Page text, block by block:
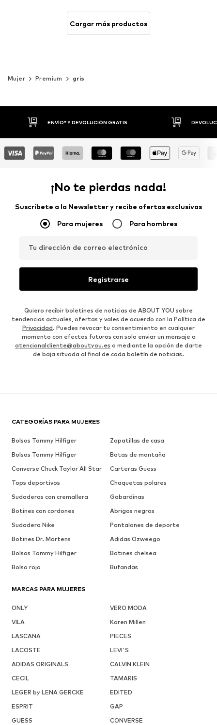
Cargar más productos
Mujer Premium gris
DEVOLUCIONES HASTA 30 DÍAS
¡No te pierdas nada!
Suscríbete a la Newsletter y recibe ofertas exclusivas
Para mujeres Para hombres
Tu dirección de correo electrónico
Registrarse
Quiero recibir boletines de noticias de ABOUT YOU sobre
tendencias actuales, ofertas y vales de acuerdo con la Política de
Privacidad. Puedes revocar tu consentimiento en cualquier
momento con efectos futuros con solo enviar un mensaje a
atencionalcliente@aboutyou.es o mediante la opción de darte
de baja situada al final de cada boletín de noticias.
CATEGORÍAS PARA MUJERES
Bolsos Tommy Hilfiger
Zapatillas de casa
Bolsos Tommy Hilfiger
Botas de montaña
Converse Chuck Taylor All Star
Carteras Guess
Tops deportivos
Chaquetas polares
Sudaderas con cremallera
Gabardinas
Botines con cordones
Abrigos negros
Sudadera Nike
Pantalones de deporte
Botines Dr. Martens
Adidas Ozweego
Bolsos Tommy Hilfiger
Botines chelsea
Bolso rojo
Bufandas
MARCAS PARA MUJERES
ONLY
VERO MODA
VILA
Karen Millen
LASCANA
PIECES
LACOSTE
LEVI'S
ADIDAS ORIGINALS
CALVIN KLEIN
CECIL
TAMARIS
LEGER by LENA GERCKE
EDITED
ESPRIT
GAP
GUESS
CONVERSE